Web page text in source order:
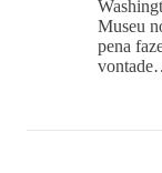
Museu
pena